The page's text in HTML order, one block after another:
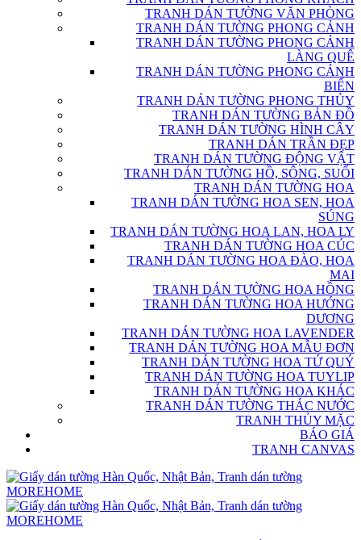
TRANH DÁN TƯỜNG VĂN PHÒNG
TRANH DÁN TƯỜNG PHONG CẢNH
TRANH DÁN TƯỜNG PHONG CẢNH
LÀNG QUÊ
TRANH DÁN TƯỜNG PHONG CẢNH
BIỂN
TRANH DÁN TƯỜNG PHONG THỦY
TRANH DÁN TƯỜNG BẢN ĐỒ
TRANH DÁN TƯỜNG HÌNH CÂY
TRANH DÁN TRẦN ĐẸP
TRANH DÁN TƯỜNG ĐỘNG VẬT
TRANH DÁN TƯỜNG HỒ, SÔNG, SUỐI
TRANH DÁN TƯỜNG HOA
TRANH DÁN TƯỜNG HOA SEN, HOA
SÚNG
TRANH DÁN TƯỜNG HOA LAN, HOA LY
TRANH DÁN TƯỜNG HOA CÚC
TRANH DÁN TƯỜNG HOA ĐÀO, HOA
MAI
TRANH DÁN TƯỜNG HOA HỒNG
TRANH DÁN TƯỜNG HOA HƯỚNG
DƯƠNG
TRANH DÁN TƯỜNG HOA LAVENDER
TRANH DÁN TƯỜNG HOA MẪU ĐƠN
TRANH DÁN TƯỜNG HOA TỨ QUÝ
TRANH DÁN TƯỜNG HOA TUYLIP
TRANH DÁN TƯỜNG HOA KHÁC
TRANH DÁN TƯỜNG THÁC NƯỚC
TRANH THỦY MẶC
BÁO GIÁ
TRANH CANVAS